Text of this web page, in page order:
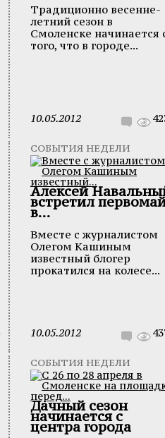
Традиционно весенне-
летний сезон в
Смоленске начинается
того, что в городе...
10.05.2012
СОБЫТИЯ НЕДЕЛИ
Алексей
встретил
в...
Вместе с журналистом
Олегом Кашиным
известный блогер
прокатился на колесе...
10.05.2012
СОБЫТИЯ НЕДЕЛИ
Дачный сезон
начинается с
центра города